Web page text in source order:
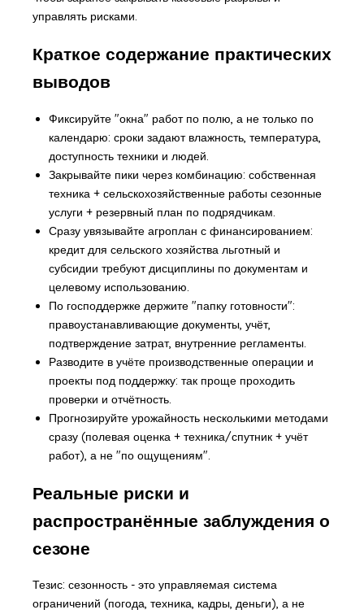
управлять рисками.
Краткое содержание практических
выводов
Фиксируйте "окна" работ по полю, а не только по
календарю: сроки задают влажность, температура,
доступность техники и людей.
Закрывайте пики через комбинацию: собственная
техника + сельскохозяйственные работы сезонные
услуги + резервный план по подрядчикам.
Сразу увязывайте агроплан с финансированием:
кредит для сельского хозяйства льготный и
субсидии требуют дисциплины по документам и
целевому использованию.
По господдержке держите "папку готовности":
правоустанавливающие документы, учёт,
подтверждение затрат, внутренние регламенты.
Разводите в учёте производственные операции и
проекты под поддержку: так проще проходить
проверки и отчётность.
Прогнозируйте урожайность несколькими методами
сразу (полевая оценка + техника/спутник + учёт
работ), а не "по ощущениям".
Реальные риски и
распространённые заблуждения о
сезоне
Тезис: сезонность - это управляемая система
ограничений (погода, техника, кадры, деньги), а не